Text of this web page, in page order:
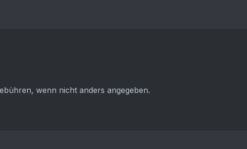
wenn nicht anders angegeben.